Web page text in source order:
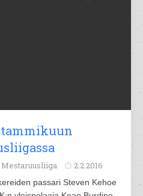
tammikuun
2.2.2016
passari Steven Kehoe